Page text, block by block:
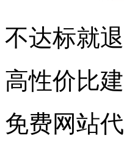
不达标就
高性价比
免费网站